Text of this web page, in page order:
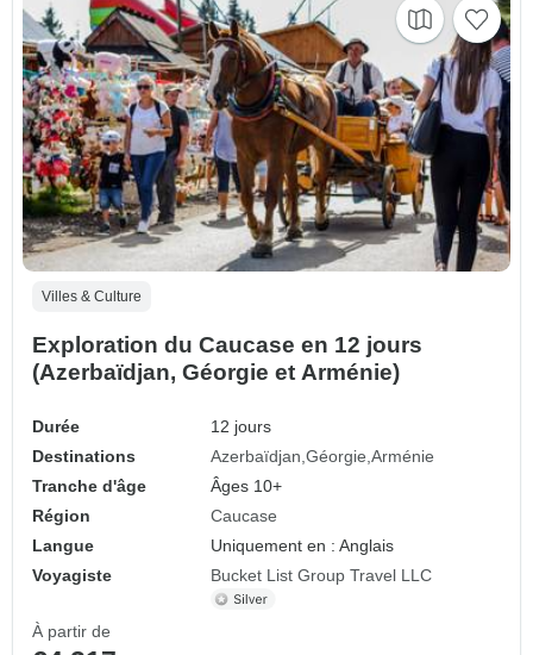
Villes & Culture
Exploration du Caucase en 12 jours
(Azerbaïdjan, Géorgie et Arménie)
Durée
12 jours
Destinations
Azerbaïdjan Géorgie Arménie
Tranche d'âge
Âges 10+
Région
Caucase
Langue
Uniquement en : Anglais
Voyagiste
Bucket List Group Travel LLC
À partir de